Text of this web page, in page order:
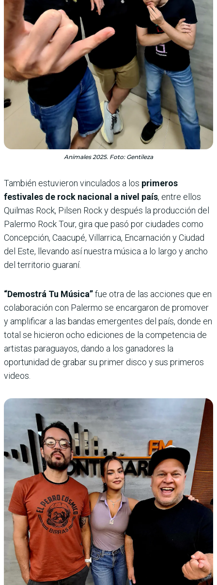
Animales 2025. Foto: Gentileza
También estuvieron vinculados a los primeros
festivales de rock nacional a nivel país, entre ellos
Quilmas Rock, Pilsen Rock y después la producción del
Palermo Rock Tour, gira que pasó por ciudades como
Concepción, Caacupé, Villarrica, Encarnación y Ciudad
del Este, llevando así nuestra música a lo largo y ancho
del territorio guaraní.
“Demostrá Tu Música”fue otra de las acciones que en
colaboración con Palermo se encargaron de promover
y amplificar a las bandas emergentes del país, donde en
total se hicieron ocho ediciones de la competencia de
artistas paraguayos, dando a los ganadores la
oportunidad de grabar su primer disco y sus primeros
videos.